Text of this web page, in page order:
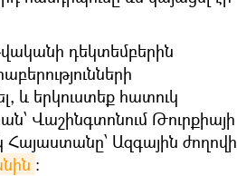
դեկտեմբերին
և երկուստեք հատուկ
Վաշինգտոնում Թուրքիայի
Հայաստանը՝ Ազգային ժողովի
։